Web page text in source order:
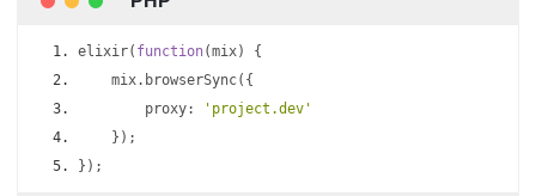
elixir( function(mix)
{
    mix
. browserSync({
        proxy
:
'project.dev'
});
});